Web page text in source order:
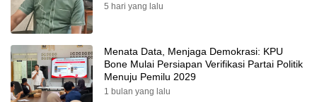
5 hari yang lalu
Menata Data, Menjaga Demokrasi: KPU
Bone Mulai Persiapan Verifikasi Partai Politik
Menuju Pemilu 2029
1 bulan yang lalu